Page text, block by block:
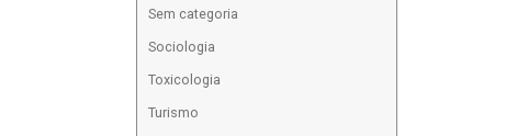
Sem categoria
Sociologia
Toxicologia
Turismo